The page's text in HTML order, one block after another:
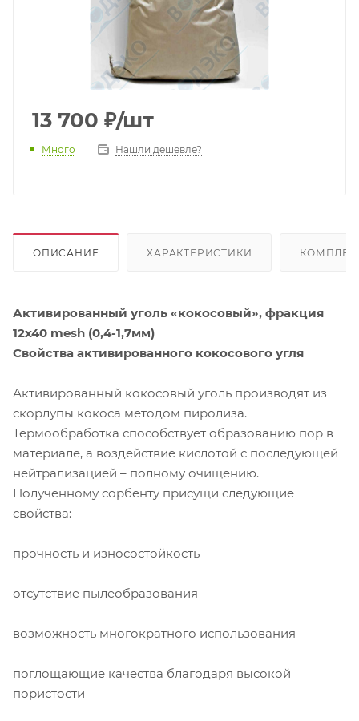
13 700 ₽/шт
Много Нашли дешевле?
ОПИСАНИЕ ХАРАКТЕРИСТИКИ
Активированный уголь «кокосовый», фракция
12х40 mesh (0,4-1,7мм)
Свойства активированного кокосового угля
Активированный кокосовый уголь производят из
скорлупы кокоса методом пиролиза.
Термообработка способствует образованию пор в
материале, а воздействие кислотой с последующей
нейтрализацией – полному очищению.
Полученному сорбенту присущи следующие
свойства:
прочность и износостойкость
отсутствие пылеобразования
возможность многократного использования
поглощающие качества благодаря высокой
пористости